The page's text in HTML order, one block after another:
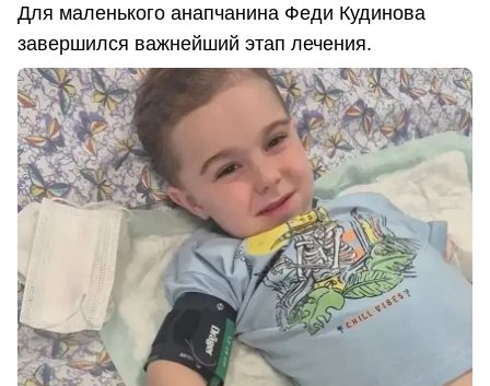
Для маленького анапчанина Феди Кудинова
завершился важнейший этап лечения.